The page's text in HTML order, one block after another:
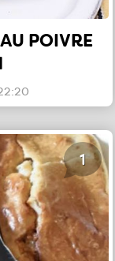
POIVRE
1